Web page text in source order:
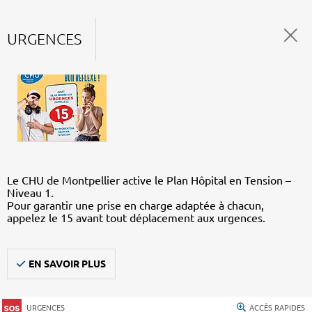
URGENCES
Le CHU de Montpellier active le Plan Hôpital en Tension –
Niveau 1.
Pour garantir une prise en charge adaptée à chacun,
appelez le 15 avant tout déplacement aux urgences.
EN SAVOIR PLUS
URGENCES ACCÈS RAPIDES